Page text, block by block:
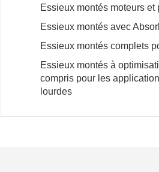
Essieux montés moteurs
Essieux montés avec
Essieux montés complets
Essieux montés à
compris pour les
lourdes